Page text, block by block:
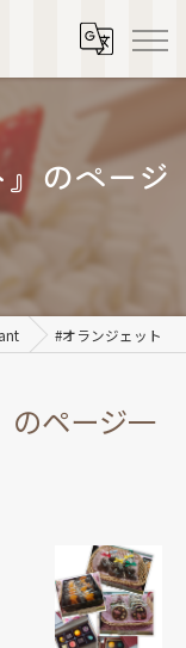
のページ
#オランジェット
のページ一